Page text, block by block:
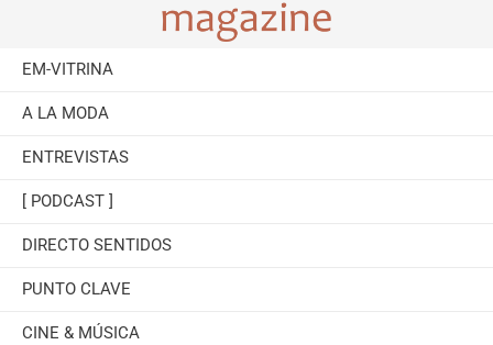
EM-VITRINA
A LA MODA
ENTREVISTAS
[ PODCAST ]
DIRECTO SENTIDOS
PUNTO CLAVE
CINE & MÚSICA